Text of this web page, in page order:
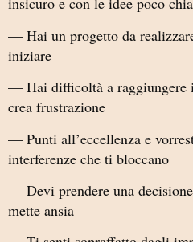
— Hai un progetto da
iniziare
— Hai difficoltà a raggiungere
crea frustrazione
— Punti all’eccellenza e
interferenze che ti bloccano
— Devi prendere una
mette ansia